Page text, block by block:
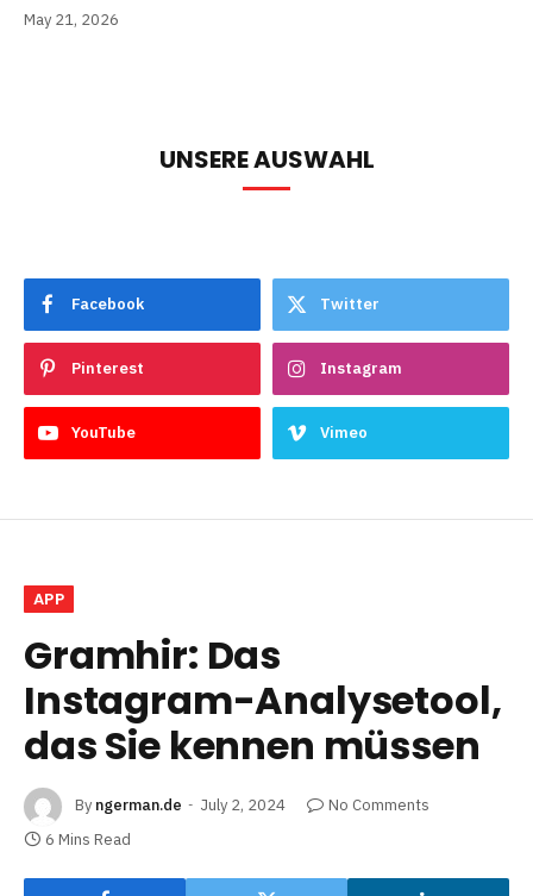
May 21, 2026
UNSERE AUSWAHL
Facebook Twitter
Pinterest Instagram
YouTube Vimeo
APP
Gramhir: Das
Instagram-Analysetool,
das Sie kennen müssen
By ngerman.de July 2, 2024
No Comments
6 Mins Read